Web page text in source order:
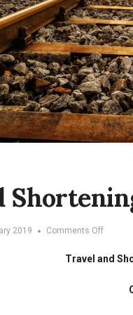
2019 Comments Offon
and
Queries
Travel and